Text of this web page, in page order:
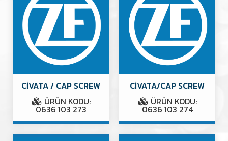
CİVATA / CAP SCREW
ÜRÜN KODU:
0636 103 273
CİVATA/CAP SCREW
ÜRÜN KODU:
0636 103 274